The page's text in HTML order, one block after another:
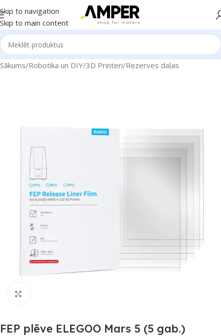
Skip to navigation
Skip to main content
Sākums/Robotika un DIY/3D Printeri/Rezerves daļas
FEP plēve ELEGOO Mars 5 (5 gab.)